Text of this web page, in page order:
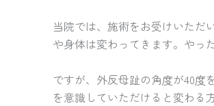
当院では、施術をお受けいただ
や身体は変わってきます。やっ
ですが、外反母趾の角度が40
を意識していただけると変わる